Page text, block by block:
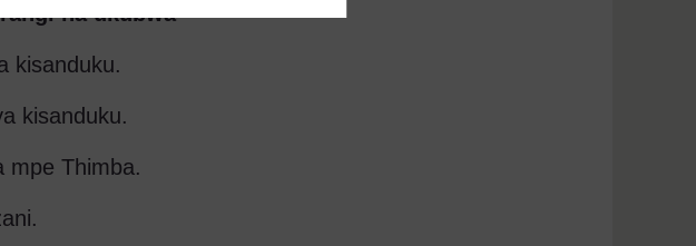
na ukubwa
kisanduku.
kisanduku.
mpe Thimba.